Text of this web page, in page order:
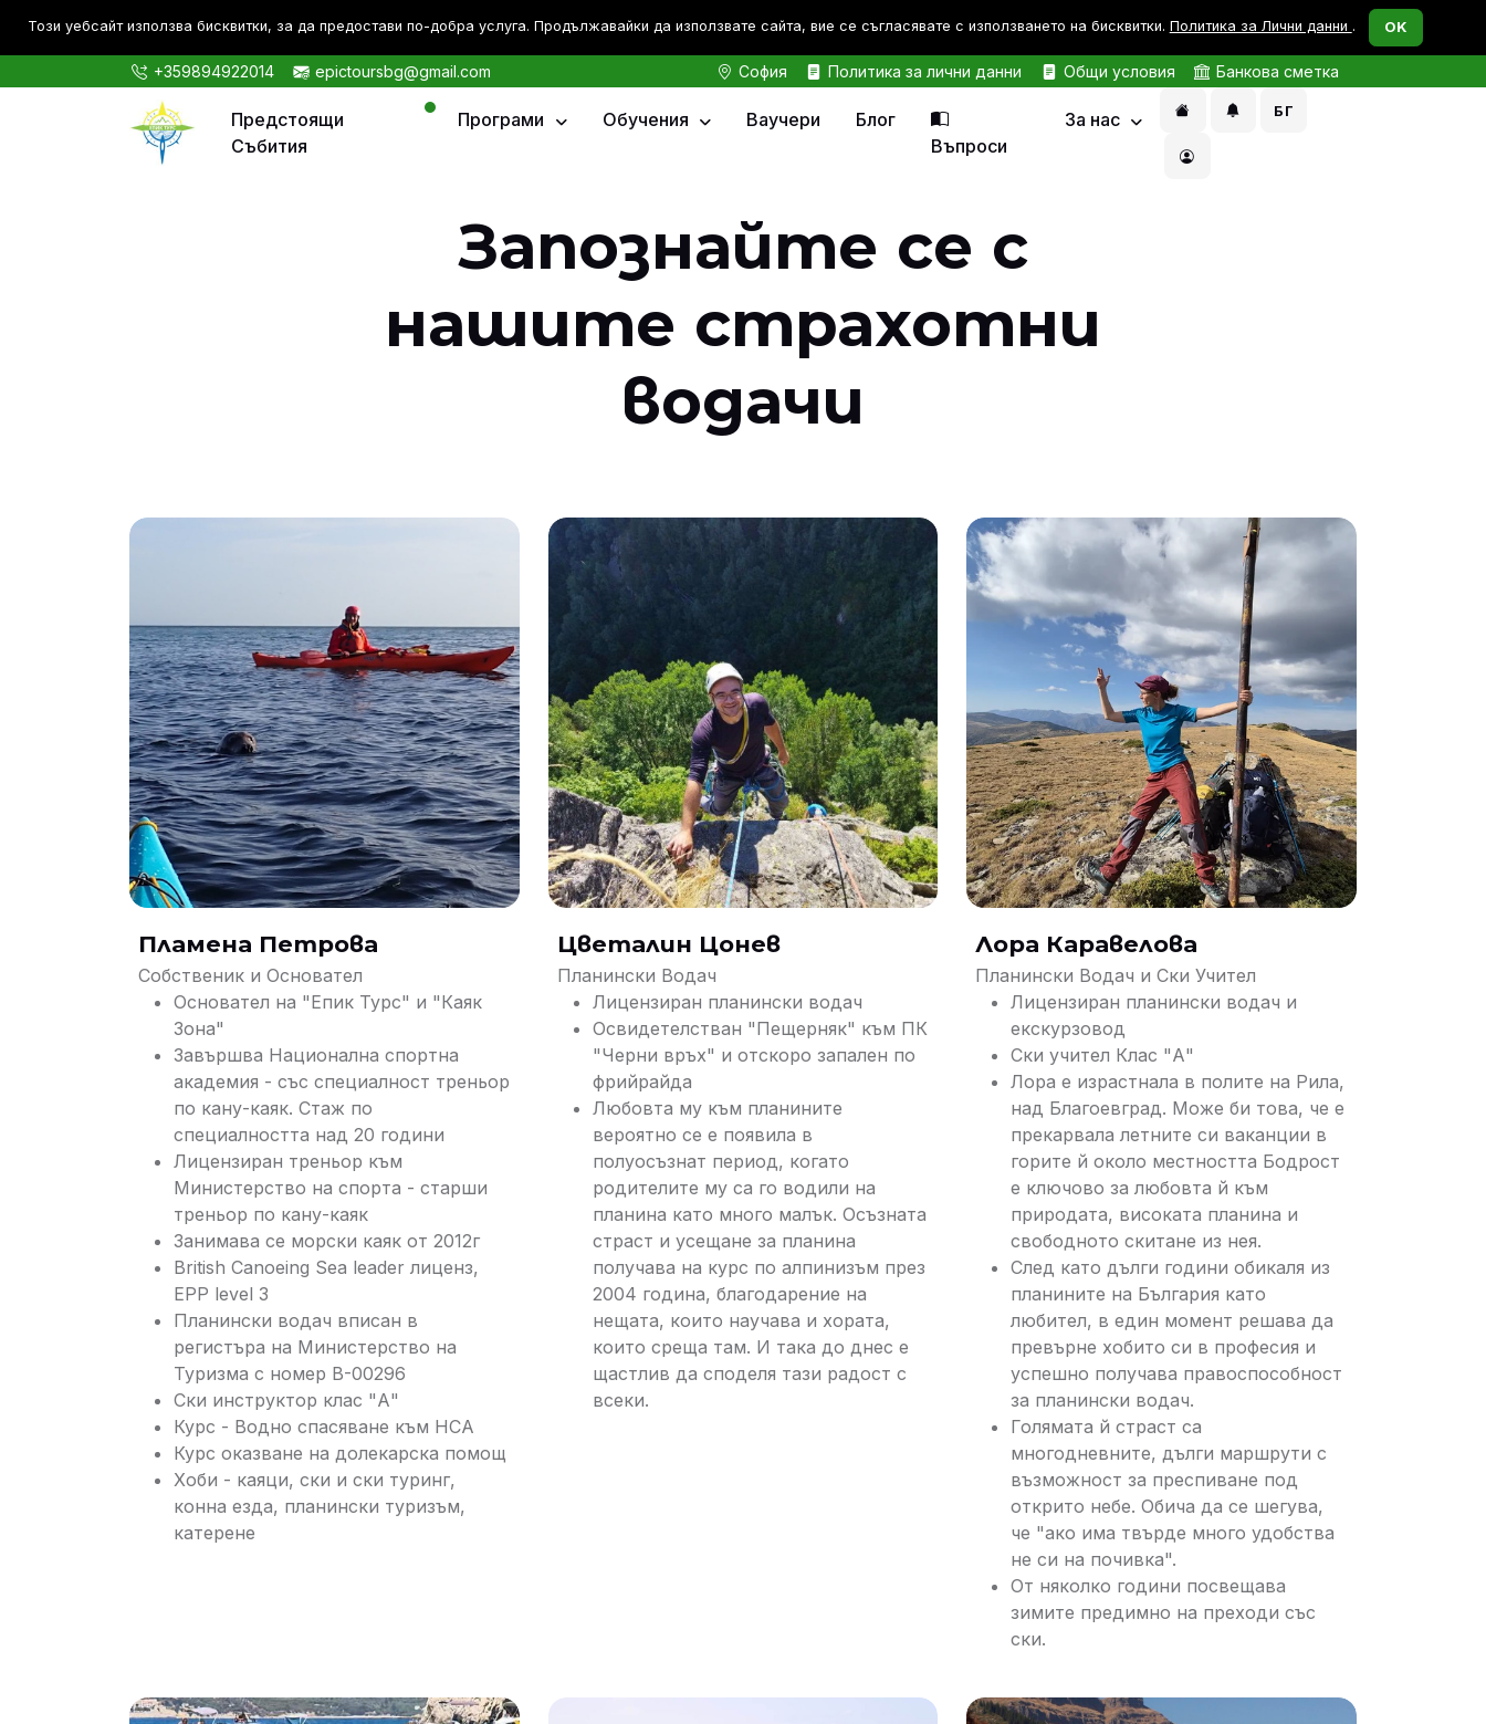
Този уебсайт използва бисквитки, за да предостави по-дoбра услуга. Продължавайки да използвате сайта, вие се съгласявате с използването на бисквитки. Политика за Лични данни . OK
+359894922014 epictoursbg@gmail.com София Политика за лични данни Общи условия Банкова сметка
Предстоящи
Събития
Програми Обучения Ваучери
Блог
Въпроси
За нас БГ
Запознайте се с
нашите страхотни
водачи
Пламена Петрова
Собственик и Основател
Основател на "Епик Турс" и "Каяк
Зона"
Завършва Национална спортна
академия - със специалност треньор
по кану-каяк. Стаж по
специалността над 20 години
Лицензиран треньор към
Министерство на спорта - старши
треньор по кану-каяк
Занимава се морски каяк от 2012г
British Canoeing Sea leader лиценз,
EPP level 3
Планински водач вписан в
регистъра на Министерство на
Туризма с номер B-00296
Ски инструктор клас "А"
Курс - Водно спасяване към НСА
Курс оказване на долекарска помощ
Хоби - каяци, ски и ски туринг,
конна езда, планински туризъм,
катерене
Цветалин Цонев
Планински Водач
Лицензиран планински водач
Освидетелстван "Пещерняк" към ПК
"Черни връх" и отскоро запален по
фрийрайда
Любовта му към планините
вероятно се е появила в
полуосъзнат период, когато
родителите му са го водили на
планина като много малък. Осъзната
страст и усещане за планина
получава на курс по алпинизъм през
2004 година, благодарение на
нещата, които научава и хората,
които среща там. И така до днес е
щастлив да споделя тази радост с
всеки.
Лора Каравелова
Планински Водач и Ски Учител
Лицензиран планински водач и
екскурзовод
Ски учител Клас "А"
Лора е израстнала в полите на Рила,
над Благоевград. Може би това, че е
прекарвала летните си ваканции в
горите й около местността Бодрост
е ключово за любовта й към
природата, високата планина и
свободното скитане из нея.
След като дълги години обикаля из
планините на България като
любител, в един момент решава да
превърне хобито си в професия и
успешно получава правоспособност
за планински водач.
Голямата й страст са
многодневните, дълги маршрути с
възможност за преспиване под
открито небе. Обича да се шегува,
че "ако има твърде много удобства
не си на почивка".
От няколко години посвещава
зимите предимно на преходи със
ски.